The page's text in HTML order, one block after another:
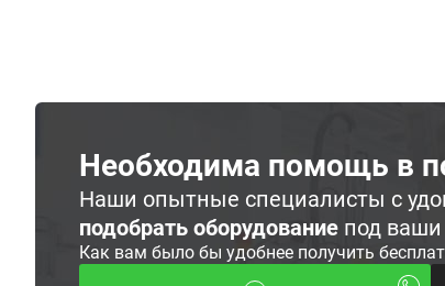
Необходима помощь в
Наши опытные специалисты с
подобрать оборудование под
Как вам было бы удобнее получить